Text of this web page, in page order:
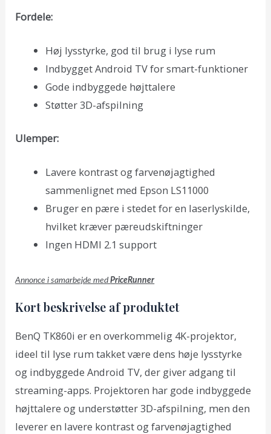
Fordele:
Høj lysstyrke, god til brug i lyse rum
Indbygget Android TV for smart-funktioner
Gode indbyggede højttalere
Støtter 3D-afspilning
Ulemper:
Lavere kontrast og farvenøjagtighed
sammenlignet med Epson LS11000
Bruger en pære i stedet for en laserlyskilde,
hvilket kræver pæreudskiftninger
Ingen HDMI 2.1 support
Annonce i samarbejde medPriceRunner
Kort beskrivelse af produktet
BenQ TK860i er en overkommelig 4K-projektor,
ideel til lyse rum takket være dens høje lysstyrke
og indbyggede Android TV, der giver adgang til
streaming-apps. Projektoren har gode indbyggede
højttalere og understøtter 3D-afspilning, men den
leverer en lavere kontrast og farvenøjagtighed